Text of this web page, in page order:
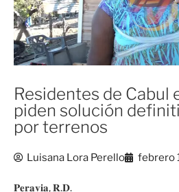
Residentes de Cabul
piden solución
por terrenos
Luisana Lora Perello febrero
𝐏𝐞𝐫𝐚𝐯𝐢𝐚, 𝐑.𝐃.